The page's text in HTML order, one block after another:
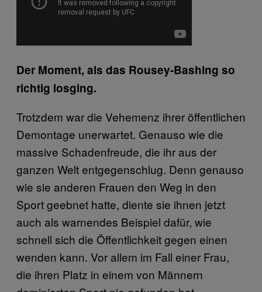
Der Moment, als das Rousey-Bashing so
richtig losging.
Trotzdem war die Vehemenz ihrer öffentlichen
Demontage unerwartet. Genauso wie die
massive Schadenfreude, die ihr aus der
ganzen Welt entgegenschlug. Denn genauso
wie sie anderen Frauen den Weg in den
Sport geebnet hatte, diente sie ihnen jetzt
auch als warnendes Beispiel dafür, wie
schnell sich die Öffentlichkeit gegen einen
wenden kann. Vor allem im Fall einer Frau,
die ihren Platz in einem von Männern